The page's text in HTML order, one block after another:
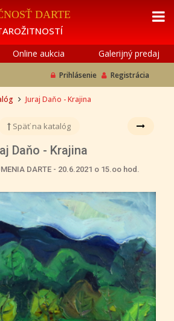
DARTE
Online aukcia Galerijný predaj
Prihlásenie Registrácia
Juraj Daňo - Krajina
Späť na katalóg
Daňo - Krajina
DARTE - 20.6.2021 o 15.oo hod.